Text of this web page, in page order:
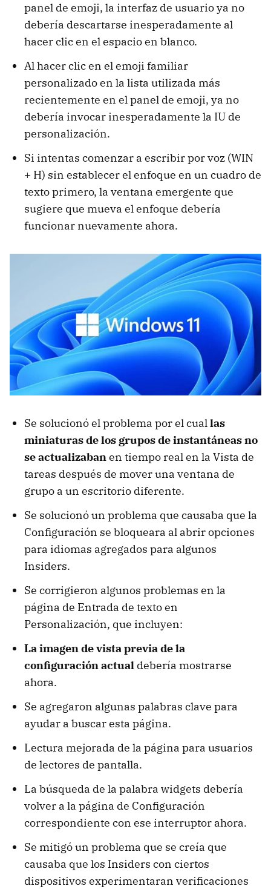
panel de emoji, la interfaz de usuario ya no
debería descartarse inesperadamente al
hacer clic en el espacio en blanco.
Al hacer clic en el emoji familiar
personalizado en la lista utilizada más
recientemente en el panel de emoji, ya no
debería invocar inesperadamente la IU de
personalización.
Si intentas comenzar a escribir por voz (WIN
+ H) sin establecer el enfoque en un cuadro de
texto primero, la ventana emergente que
sugiere que mueva el enfoque debería
funcionar nuevamente ahora.
Se solucionó el problema por el cuallas
miniaturas de los grupos de instantáneas no
se actualizabanen tiempo real en la Vista de
tareas después de mover una ventana de
grupo a un escritorio diferente.
Se solucionó un problema que causaba que la
Configuración se bloqueara al abrir opciones
para idiomas agregados para algunos
Insiders.
Se corrigieron algunos problemas en la
página de Entrada de texto en
Personalización, que incluyen:
La imagen de vista previa de la
configuración actual debería mostrarse
ahora.
Se agregaron algunas palabras clave para
ayudar a buscar esta página.
Lectura mejorada de la página para usuarios
de lectores de pantalla.
La búsqueda de la palabra widgets debería
volver a la página de Configuración
correspondiente con ese interruptor ahora.
Se mitigó un problema que se creía que
causaba que los Insiders con ciertos
dispositivos experimentaran verificaciones